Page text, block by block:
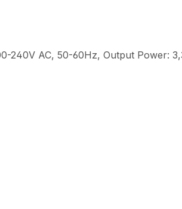
240V AC, 50-60Hz, Output Power: